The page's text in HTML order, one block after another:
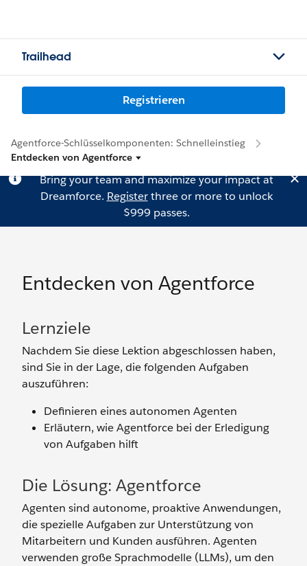
Trailhead
Registrieren
Agentforce-Schlüsselkomponenten: Schnelleinstieg
Entdecken von Agentforce
Bring your team and maximize your impact at
Dreamforce. Registerthree or more to unlock
$999 passes.
Entdecken von Agentforce
Lernziele
Nachdem Sie diese Lektion abgeschlossen haben,
sind Sie in der Lage, die folgenden Aufgaben
auszuführen:
Definieren eines autonomen Agenten
Erläutern, wie Agentforce bei der Erledigung
von Aufgaben hilft
Die Lösung: Agentforce
Agenten sind autonome, proaktive Anwendungen,
die spezielle Aufgaben zur Unterstützung von
Mitarbeitern und Kunden ausführen. Agenten
verwenden große Sprachmodelle (LLMs), um den